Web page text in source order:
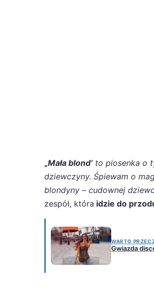
„Mała blond’ to piosenka o
dziewczyny. Śpiewam o
blondyny – cudownej
zespół, która idzie do
WARTO
Gwiazda